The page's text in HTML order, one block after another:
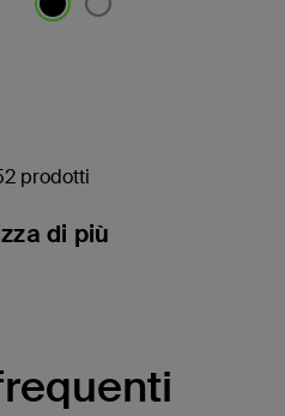
prodotti
di più